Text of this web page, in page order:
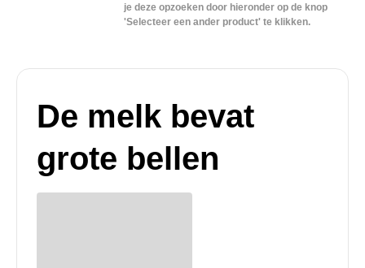
je deze opzoeken door hieronder op de knop
'Selecteer een ander product' te klikken.
De melk bevat
grote bellen